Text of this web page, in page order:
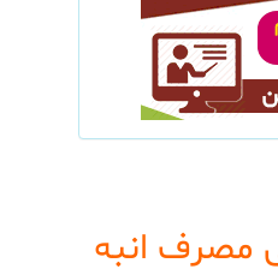
مصرف انبه